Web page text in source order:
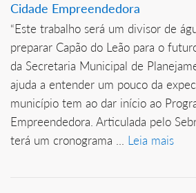
Cidade Empreendedora
“Este trabalho será um divisor de
preparar Capão do Leão para o
da Secretaria Municipal de
ajuda a entender um pouco da
município tem ao dar início ao
Empreendedora. Articulada pelo
terá um cronograma ... Leia mais